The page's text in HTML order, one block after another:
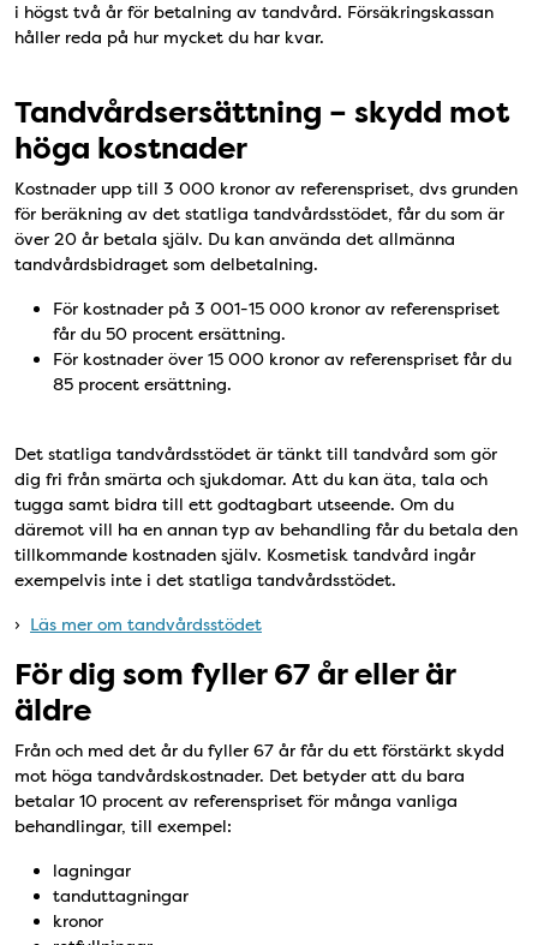
i högst två år för betalning av tandvård. Försäkringskassan
håller reda på hur mycket du har kvar.
Tandvårdsersättning – skydd mot
höga kostnader
Kostnader upp till 3 000 kronor av referenspriset, dvs grunden
för beräkning av det statliga tandvårdsstödet, får du som är
över 20 år betala själv. Du kan använda det allmänna
tandvårdsbidraget som delbetalning.
För kostnader på 3 001-15 000 kronor av referenspriset
får du 50 procent ersättning.
För kostnader över 15 000 kronor av referenspriset får du
85 procent ersättning.
Det statliga tandvårdsstödet är tänkt till tandvård som gör
dig fri från smärta och sjukdomar. Att du kan äta, tala och
tugga samt bidra till ett godtagbart utseende. Om du
däremot vill ha en annan typ av behandling får du betala den
tillkommande kostnaden själv. Kosmetisk tandvård ingår
exempelvis inte i det statliga tandvårdsstödet.
› Läs mer om tandvårdsstödet
För dig som fyller 67 år eller är
äldre
Från och med det år du fyller 67 år får du ett förstärkt skydd
mot höga tandvårdskostnader. Det betyder att du bara
betalar 10 procent av referenspriset för många vanliga
behandlingar, till exempel:
lagningar
tanduttagningar
kronor